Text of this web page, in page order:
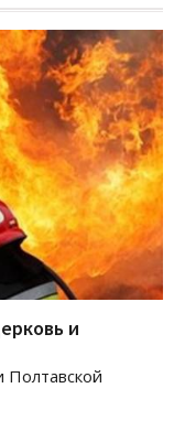
и
Полтавской